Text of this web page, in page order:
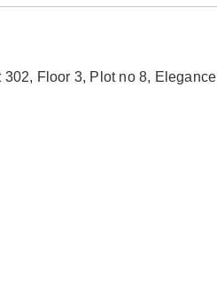
Floor 3, Plot no 8,